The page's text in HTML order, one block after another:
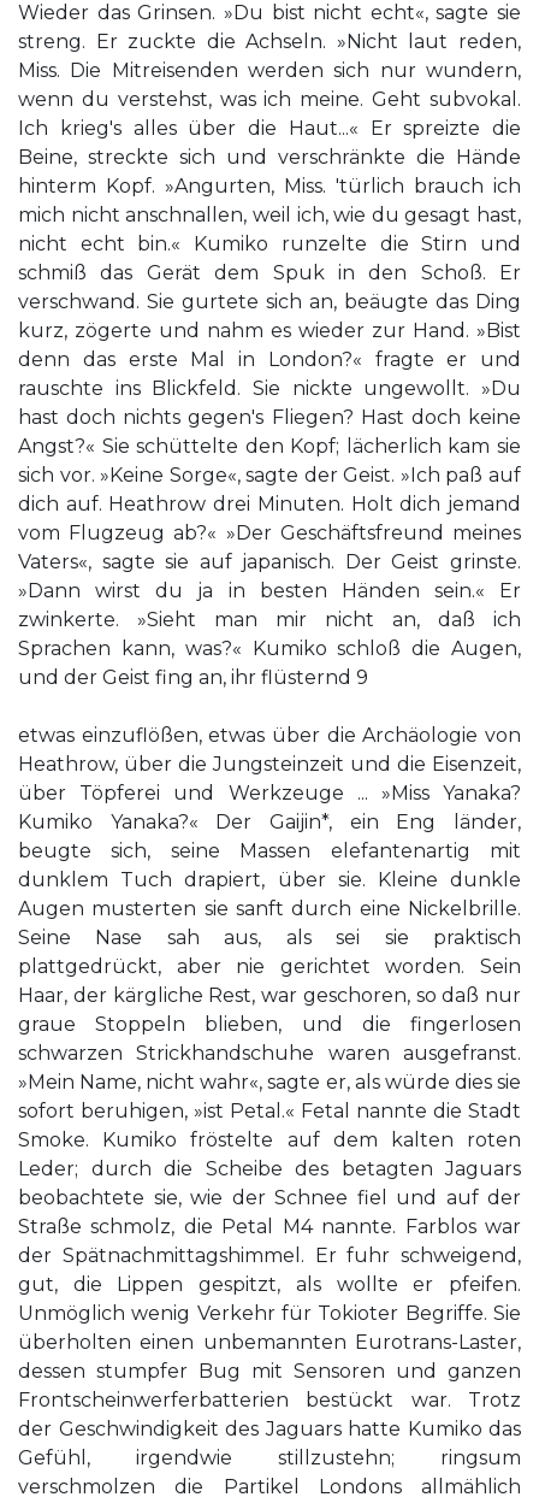
Wieder das Grinsen. »Du bist nicht echt«, sagte sie
streng. Er zuckte die Achseln. »Nicht laut reden,
Miss. Die Mitreisenden werden sich nur wundern,
wenn du verstehst, was ich meine. Geht subvokal.
Ich krieg's alles über die Haut...« Er spreizte die
Beine, streckte sich und verschränkte die Hände
hinterm Kopf. »Angurten, Miss. 'türlich brauch ich
mich nicht anschnallen, weil ich, wie du gesagt hast,
nicht echt bin.« Kumiko runzelte die Stirn und
schmiß das Gerät dem Spuk in den Schoß. Er
verschwand. Sie gurtete sich an, beäugte das Ding
kurz, zögerte und nahm es wieder zur Hand. »Bist
denn das erste Mal in London?« fragte er und
rauschte ins Blickfeld. Sie nickte ungewollt. »Du
hast doch nichts gegen's Fliegen? Hast doch keine
Angst?« Sie schüttelte den Kopf; lächerlich kam sie
sich vor. »Keine Sorge«, sagte der Geist. »Ich paß auf
dich auf. Heathrow drei Minuten. Holt dich jemand
vom Flugzeug ab?« »Der Geschäftsfreund meines
Vaters«, sagte sie auf japanisch. Der Geist grinste.
»Dann wirst du ja in besten Händen sein.« Er
zwinkerte. »Sieht man mir nicht an, daß ich
Sprachen kann, was?« Kumiko schloß die Augen,
und der Geist fing an, ihr flüsternd 9
etwas einzuflößen, etwas über die Archäologie von
Heathrow, über die Jungsteinzeit und die Eisenzeit,
über Töpferei und Werkzeuge ... »Miss Yanaka?
Kumiko Yanaka?« Der Gaijin*, ein Eng­ länder,
beugte sich, seine Massen elefantenartig mit
dunklem Tuch drapiert, über sie. Kleine dunkle
Augen musterten sie sanft durch eine Nickelbrille.
Seine Nase sah aus, als sei sie praktisch
plattgedrückt, aber nie gerichtet worden. Sein
Haar, der kärgliche Rest, war geschoren, so daß nur
graue Stoppeln blieben, und die fingerlosen
schwarzen Strickhandschuhe waren ausgefranst.
»Mein Name, nicht wahr«, sagte er, als würde dies sie
sofort beruhigen, »ist Petal.« Fetal nannte die Stadt
Smoke. Kumiko fröstelte auf dem kalten roten
Leder; durch die Scheibe des betagten Jaguars
beobachtete sie, wie der Schnee fiel und auf der
Straße schmolz, die Petal M4 nannte. Farblos war
der Spätnachmittagshimmel. Er fuhr schweigend,
gut, die Lippen gespitzt, als wollte er pfeifen.
Unmöglich wenig Verkehr für Tokioter Begriffe. Sie
überholten einen unbemannten Eurotrans-Laster,
dessen stumpfer Bug mit Sensoren und ganzen
Frontscheinwerferbatterien bestückt war. Trotz
der Geschwindigkeit des Jaguars hatte Kumiko das
Gefühl, irgendwie stillzustehn; ringsum
verschmolzen die Partikel Londons allmählich